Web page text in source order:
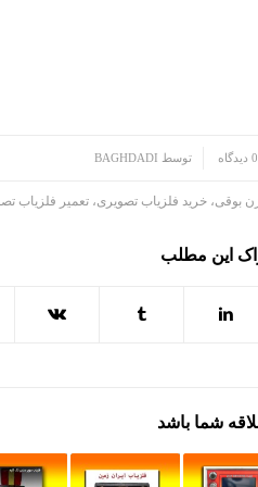
0 دیدگاه توسط BAGHDADI
بوقی، خرید فلزیاب تصویری، تعمیر فلزیاب
این مطلب
شما باشد